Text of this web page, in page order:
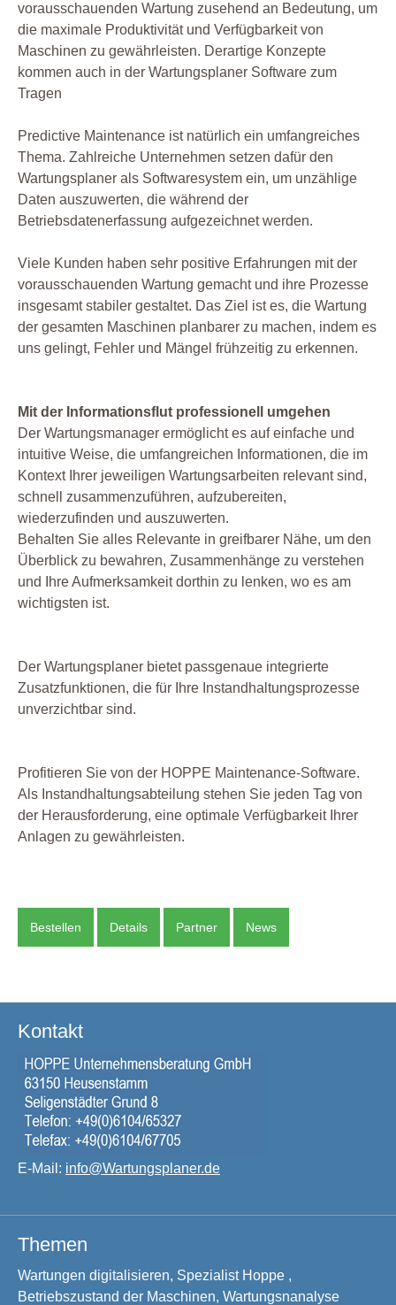
vorausschauenden Wartung zusehend an Bedeutung, um
die maximale Produktivität und Verfügbarkeit von
Maschinen zu gewährleisten. Derartige Konzepte
kommen auch in der Wartungsplaner Software zum
Tragen
Predictive Maintenance ist natürlich ein umfangreiches
Thema. Zahlreiche Unternehmen setzen dafür den
Wartungsplaner als Softwaresystem ein, um unzählige
Daten auszuwerten, die während der
Betriebsdatenerfassung aufgezeichnet werden.
Viele Kunden haben sehr positive Erfahrungen mit der
vorausschauenden Wartung gemacht und ihre Prozesse
insgesamt stabiler gestaltet. Das Ziel ist es, die Wartung
der gesamten Maschinen planbarer zu machen, indem es
uns gelingt, Fehler und Mängel frühzeitig zu erkennen.
Mit der Informationsflut professionell umgehen
Der Wartungsmanager ermöglicht es auf einfache und
intuitive Weise, die umfangreichen Informationen, die im
Kontext Ihrer jeweiligen Wartungsarbeiten relevant sind,
schnell zusammenzuführen, aufzubereiten,
wiederzufinden und auszuwerten.
Behalten Sie alles Relevante in greifbarer Nähe, um den
Überblick zu bewahren, Zusammenhänge zu verstehen
und Ihre Aufmerksamkeit dorthin zu lenken, wo es am
wichtigsten ist.
Der Wartungsplaner bietet passgenaue integrierte
Zusatzfunktionen, die für Ihre Instandhaltungsprozesse
unverzichtbar sind.
Profitieren Sie von der HOPPE Maintenance-Software.
Als Instandhaltungsabteilung stehen Sie jeden Tag von
der Herausforderung, eine optimale Verfügbarkeit Ihrer
Anlagen zu gewährleisten.
Bestellen Details Partner News
Kontakt
E-Mail: info@Wartungsplaner.de
Themen
Wartungen digitalisieren, Spezialist Hoppe ,
Betriebszustand der Maschinen, Wartungsnanalyse